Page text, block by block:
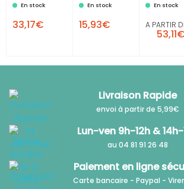
En stock
33,17€
En stock
15,93€
En stock
A PARTIR
53,11€
Livraison Rapide
envoi à partir de 5,99€
Lun-ven 9h-12h & 14h-
au 04 81 91 26 48
Paiement en ligne
Carte bancaire - Paypal -